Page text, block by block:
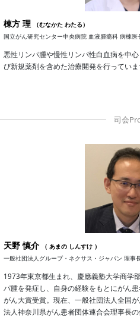
棟方 理
（むなかた わたる）
国立がん研究センター中央病院 血液腫瘍科 病棟医
悪性リンパ腫や慢性リンパ性白血病を中
び新規薬剤を含めた治療開発を行っていま
天野 慎介
（ あまの しんすけ ）
一般社団法人グループ・ネクサス・ジャパン 理事
1973年東京都生まれ、慶應義塾大学商学
パ腫を発症し、自身の経験をもとにがん
がん大賞受賞。現在、一般社団法人全国
法人神奈川県がん患者団体連合会理事長